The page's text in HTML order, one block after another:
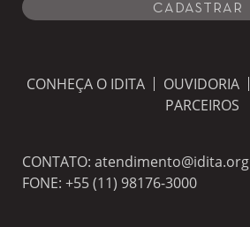
CONHEÇA O IDITA OUVIDORIA
PARCEIROS
CONTATO: atendimento@idita.org
FONE: +55 (11) 98176-3000